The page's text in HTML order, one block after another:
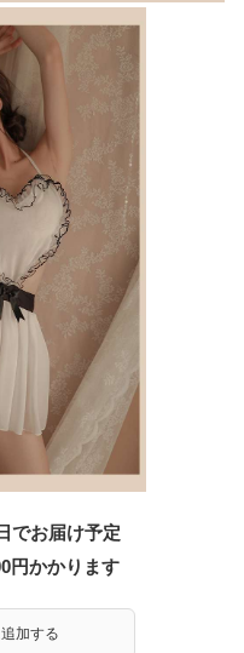
でお届け予定
円かかります
加する